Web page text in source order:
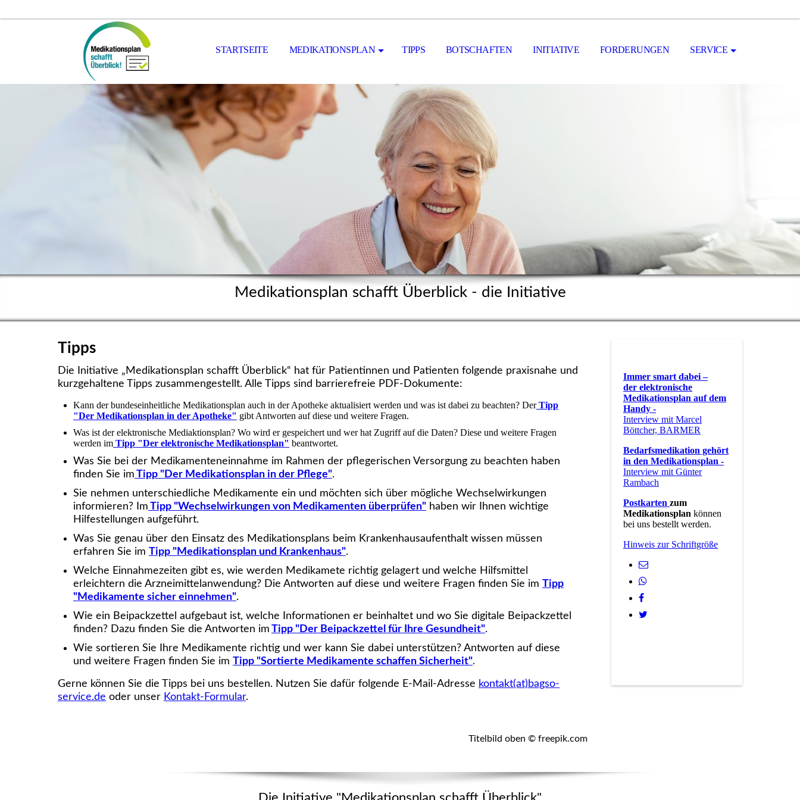
STARTSEITE MEDIKATIONSPLAN TIPPS BOTSCHAFTEN INITIATIVE FORDERUNGEN SERVICE
Medikationsplan schafft Überblick - die Initiative
Tipps
Die Initiative „Medikationsplan schafft Überblick“ hat für Patientinnen und Patienten folgende praxisnahe und
kurzgehaltene Tipps zusammengestellt. Alle Tipps sind barrierefreie PDF-Dokumente:
Kann der bundeseinheitliche Medikationsplan auch in der Apotheke aktualisiert werden und was ist dabei zu beachten? DerTipp
"Der Medikationsplan in der Apotheke" gibt Antworten auf diese und weitere Fragen.
Was ist der elektronische Mediaktionsplan? Wo wird er gespeichert und wer hat Zugriff auf die Daten? Diese und weitere Fragen
werden im Tipp "Der elektronische Medikationsplan" beantwortet.
Was Sie bei der Medikamenteneinnahme im Rahmen der pflegerischen Versorgung zu beachten haben
finden Sie im Tipp "Der Medikationsplan in der Pflege".
Sie nehmen unterschiedliche Medikamente ein und möchten sich über mögliche Wechselwirkungen
informieren? Im Tipp "Wechselwirkungen von Medikamenten überprüfen" haben wir Ihnen wichtige
Hilfestellungen aufgeführt.
Was Sie genau über den Einsatz des Medikationsplans beim Krankenhausaufenthalt wissen müssen
erfahren Sie im Tipp "Medikationsplan und Krankenhaus".
Welche Einnahmezeiten gibt es, wie werden Medikamete richtig gelagert und welche Hilfsmittel
erleichtern die Arzneimittelanwendung? Die Antworten auf diese und weitere Fragen finden Sie im Tipp
"Medikamente sicher einnehmen".
Wie ein Beipackzettel aufgebaut ist, welche Informationen er beinhaltet und wo Sie digitale Beipackzettel
finden? Dazu finden Sie die Antworten im Tipp "Der Beipackzettel für Ihre Gesundheit".
Wie sortieren Sie Ihre Medikamente richtig und wer kann Sie dabei unterstützen? Antworten auf diese
und weitere Fragen finden Sie im Tipp "Sortierte Medikamente schaffen Sicherheit".
Gerne können Sie die Tipps bei uns bestellen. Nutzen Sie dafür folgende E-Mail-Adresse kontakt(at)bagso-
service.de oder unser Kontakt-Formular.
Titelbild oben © freepik.com
Immer smart dabei –
der elektronische
Medikationsplan auf dem
Handy -
Interview mit Marcel
Böttcher, BARMER
Bedarfsmedikation gehört
in den Medikationsplan -
Interview mit Günter
Rambach
Postkarten zum
Medikationsplan können
bei uns bestellt werden.
Hinweis zur Schriftgröße